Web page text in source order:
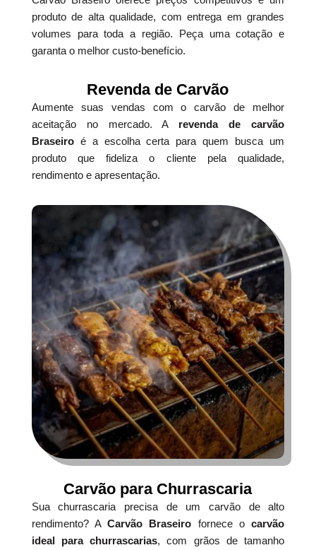
produto de alta qualidade, com entrega em grandes
volumes para toda a região. Peça uma cotação e
garanta o melhor custo-benefício.
Revenda de Carvão
Aumente suas vendas com o carvão de melhor
aceitação no mercado. A revenda de carvão
Braseiroé a escolha certa para quem busca um
produto que fideliza o cliente pela qualidade,
rendimento e apresentação.
Carvão para Churrascaria
Sua churrascaria precisa de um carvão de alto
rendimento? ACarvão Braseiro fornece ocarvão
ideal para churrascarias, com grãos de tamanho